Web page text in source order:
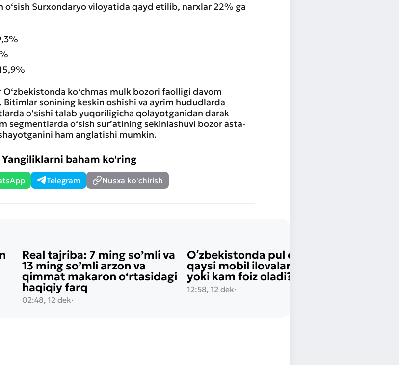
o‘sish Surxondaryo viloyatida qayd etilib, narxlar 22% ga
ko‘chmas mulk bozori faolligi davom
sonining keskin oshishi va ayrim hududlarda
o‘sishi talab yuqoriligicha qolayotganidan darak
segmentlarda o‘sish sur’atining sekinlashuvi bozor asta-
ham anglatishi mumkin.
Yangiliklarni baham ko'ring
Telegram Nusxa ko'chirish
Real tajriba: 7 ming so’mli va
13 ming so’mli arzon va
qimmat makaron o‘rtasidagi
haqiqiy farq
02:48, 12 dek·
Oʻzbekistonda pul oʻtkazish:
qaysi mobil ilovalar bepul
yoki kam foiz oladi?
12:58, 12 dek·